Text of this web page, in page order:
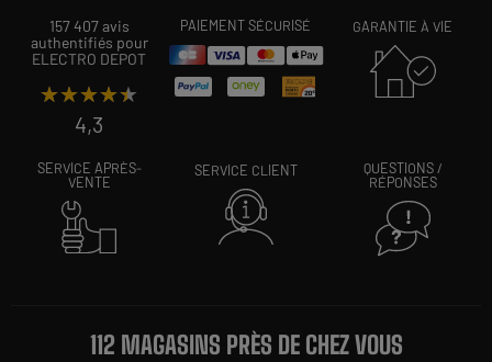
157 407 avis
authentifiés pour
ELECTRO DEPOT
★★★★★
★★★★★
4,3
PAIEMENT SÉCURISÉ GARANTIE À VIE
SERVICE APRÈS-
VENTE
SERVICE CLIENT
QUESTIONS /
RÉPONSES
112 MAGASINS PRÈS DE CHEZ VOUS